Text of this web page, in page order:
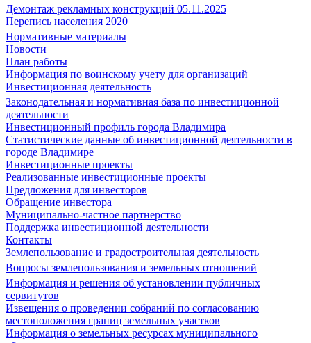
Демонтаж рекламных конструкций 05.11.2025
Перепись населения 2020
Нормативные материалы
Новости
План работы
Информация по воинскому учету для организаций
Инвестиционная деятельность
Законодательная и нормативная база по инвестиционной
деятельности
Инвестиционный профиль города Владимира
Статистические данные об инвестиционной деятельности в
городе Владимире
Инвестиционные проекты
Реализованные инвестиционные проекты
Предложения для инвесторов
Обращение инвестора
Муниципально-частное партнерство
Поддержка инвестиционной деятельности
Контакты
Землепользование и градостроительная деятельность
Вопросы землепользования и земельных отношений
Информация и решения об установлении публичных
сервитутов
Извещения о проведении собраний по согласованию
местоположения границ земельных участков
Информация о земельных ресурсах муниципального